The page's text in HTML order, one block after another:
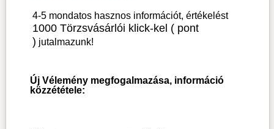
4-5 mondatos hasznos információt, értékelést
1000 Törzsvásárlói klick-kel ( pont
) jutalmazunk!
Új Vélemény megfogalmazása, információ
közzététele: